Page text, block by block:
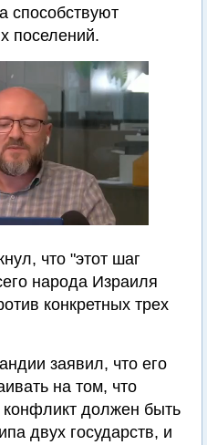
способствуют
поселений.
что "этот шаг
народа Израиля
конкретных трех
заявил, что его
на том, что
конфликт должен быть
двух государств, и